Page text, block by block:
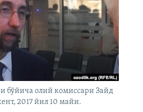
бўйича олий комиссари Зайд
2017 йил 10 майи.